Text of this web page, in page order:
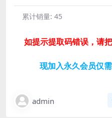
累计销量: 45
如提示提取码错误，请
现加入永久会员仅
admin